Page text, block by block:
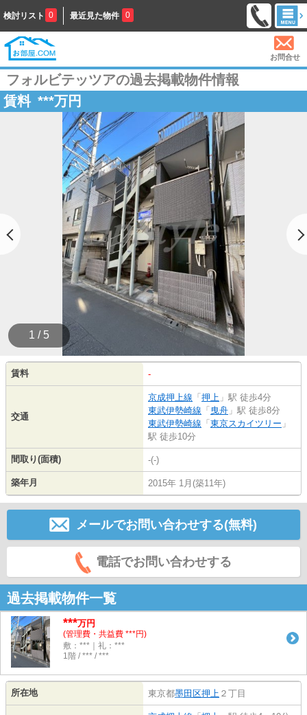
検討リスト 0 最近見た物件 0
お問合せ
フォルビテッツアの過去掲載物件情報
賃料 ***万円
1 / 5
賃料 -
交通
京成押上線 「 押上 」駅 徒歩4分
東武伊勢崎線 「 曳舟 」駅 徒歩8分
東武伊勢崎線 「 東京スカイツリー 」
駅 徒歩10分
間取り(面積) -(-)
築年月 2015年 1月(築11年)
メールでお問い合わせする(無料)
電話でお問い合わせする
過去掲載物件一覧
***万円
(管理費・共益費 ***円)
敷：***｜礼：***
1階 / *** / ***
所在地 東京都墨田区押上 ２丁目